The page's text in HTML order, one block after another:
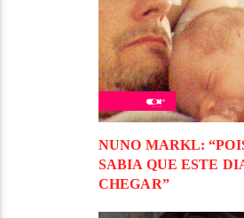
NUNO MARKL:
SABIA QUE ESTE
CHEGAR”